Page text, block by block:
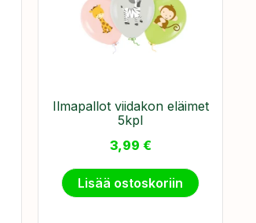
Ilmapallot viidakon eläimet
5kpl
3,99 €
Lisää ostoskoriin